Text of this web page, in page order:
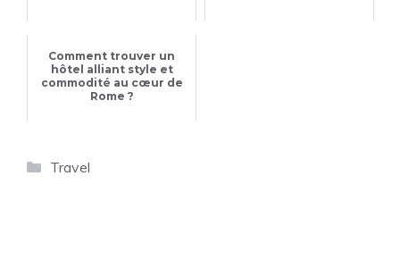
Comment trouver un
hôtel alliant style et
commodité au cœur de
Rome ?
Catégories
Travel